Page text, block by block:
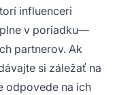
influenceri
v poriadku—
partnerov. Ak
si záležať na
odpovede na ich